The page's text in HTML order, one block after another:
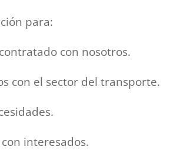
para:
con nosotros.
con el sector del transporte.
interesados.